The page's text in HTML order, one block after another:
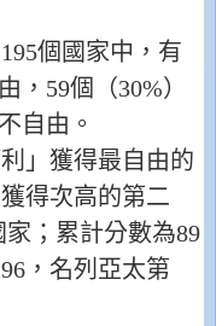
195個國家中，有
， 59個（30%）
自由。
」獲得最自由的
得次高的第二
家；累計分數為89
96 ，名列亞太第